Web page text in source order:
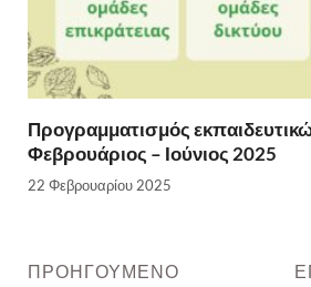
Προγραμματισμός
Φεβρουάριος – Ιούνιος 2025
22 Φεβρουαρίου 2025
ΠΡΟΗΓΟΎΜΕΝΟ